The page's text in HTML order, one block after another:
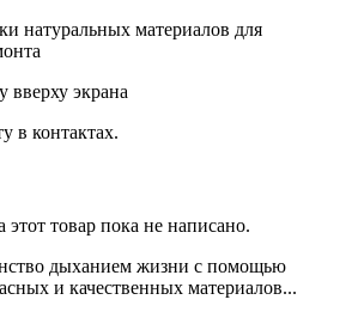
натуральных материалов для
вверху экрана
в контактах.
товар пока не написано.
дыханием жизни с помощью
и качественных материалов...